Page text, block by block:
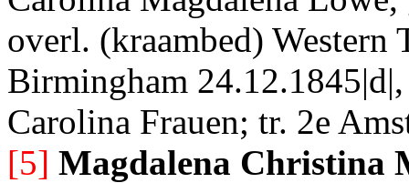
overl. (kraambed) Western
Birmingham
Carolina Frauen; tr. 2e
[5] Magdalena Christina